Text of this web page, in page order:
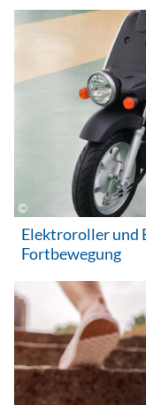
Elektroroller und
Fortbewegung